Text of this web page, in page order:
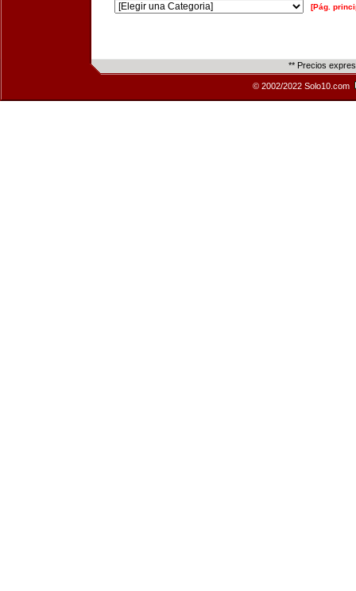
[Pág.
** Precios
© 2002/2022 Solo10.com